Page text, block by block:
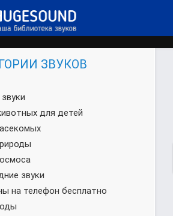
ЗВУКОВ
для детей
звуки
на телефон бесплатно